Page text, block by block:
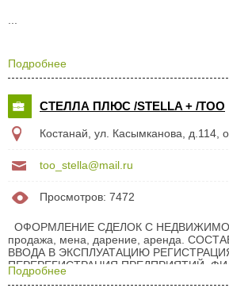
Подробнее
СТЕЛЛА ПЛЮС /STELLA + /ТОО
Костанай, ул. Касымканова, д.114,
too_stella@mail.ru
Просмотров: 7472
ОФОРМЛЕНИЕ СДЕЛОК С
продажа, мена, дарение, аренда.
ВВОДА В ЭКСПЛУАТАЦИЮ
ПЕРЕРЕГИСТРАЦИЯ ПРЕДПРИЯТИЙ,
ИЗМЕНЕНИЙ В УЧРЕДИТЕЛЬНЫЕ
Подробнее